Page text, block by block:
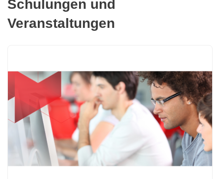
Schulungen und
Veranstaltungen